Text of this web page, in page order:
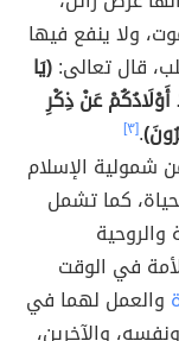
ولا ينفع فيها
قال تعالى:(يَا
أَوْلَادُكُمْ عَنْ ذِكْرِ
.[٣]
شمولية الإسلام
كما تشمل
والروحية
في الوقت
والعمل لهما في
والآخرين،